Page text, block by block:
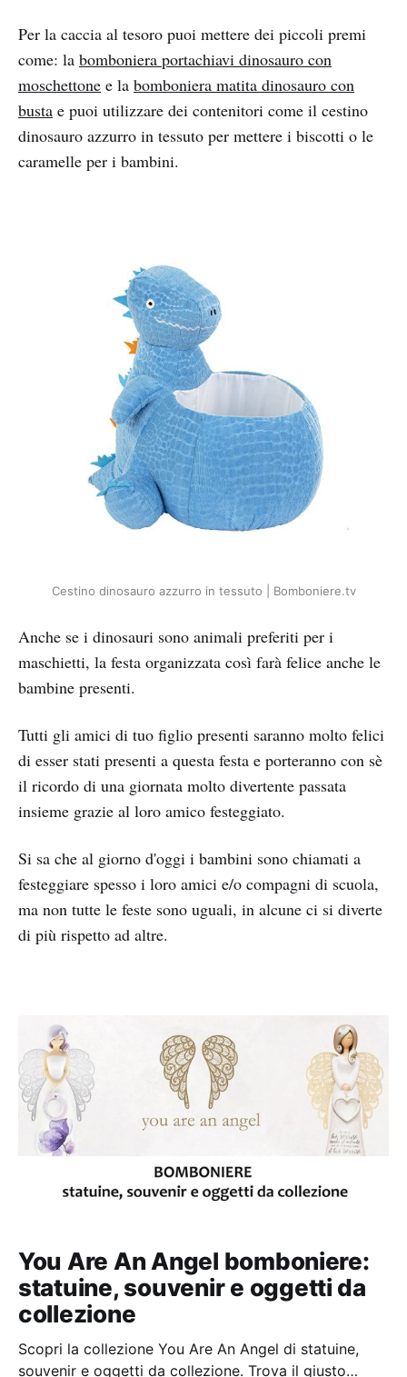
Per la caccia al tesoro puoi mettere dei piccoli premi
come: la bomboniera portachiavi dinosauro con
moschettone e la bomboniera matita dinosauro con
busta e puoi utilizzare dei contenitori come il cestino
dinosauro azzurro in tessuto per mettere i biscotti o le
caramelle per i bambini.
Cestino dinosauro azzurro in tessuto | Bomboniere.tv
Anche se i dinosauri sono animali preferiti per i
maschietti, la festa organizzata così farà felice anche le
bambine presenti.
Tutti gli amici di tuo figlio presenti saranno molto felici
di esser stati presenti a questa festa e porteranno con sè
il ricordo di una giornata molto divertente passata
insieme grazie al loro amico festeggiato.
Si sa che al giorno d'oggi i bambini sono chiamati a
festeggiare spesso i loro amici e/o compagni di scuola,
ma non tutte le feste sono uguali, in alcune ci si diverte
di più rispetto ad altre.
You Are An Angel bomboniere:
statuine, souvenir e oggetti da
collezione
Scopri la collezione You Are An Angel di statuine,
souvenir e oggetti da collezione. Trova il giusto